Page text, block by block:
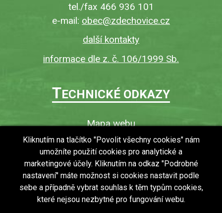
tel./fax 466 936 101
e-mail: obec@zdechovice.cz
další kontakty
informace dle z. č. 106/1999 Sb.
TECHNICKÉ ODKAZY
Mapa webu
O webu
Povinně zveřejňované informace
Ochrana osobních údajů (GDPR)
Vyhledávání
RSS
Kliknutím na tlačítko "Povolit všechny cookies" nám
umožníte použití cookies pro analytické a
marketingové účely. Kliknutím na odkaz "Podrobné
nastavení" máte možnost si cookies nastavit podle
sebe a případně vybrat souhlas k těm typům cookies,
které nejsou nezbytné pro fungování webu.